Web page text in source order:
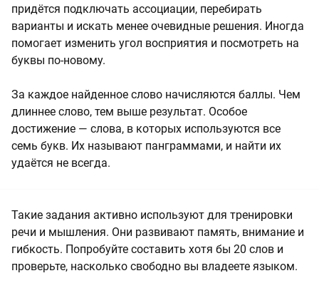
придётся подключать ассоциации, перебирать
варианты и искать менее очевидные решения. Иногда
помогает изменить угол восприятия и посмотреть на
буквы по-новому.
За каждое найденное слово начисляются баллы. Чем
длиннее слово, тем выше результат. Особое
достижение — слова, в которых используются все
семь букв. Их называют панграммами, и найти их
удаётся не всегда.
Такие задания активно используют для тренировки
речи и мышления. Они развивают память, внимание и
гибкость. Попробуйте составить хотя бы 20 слов и
проверьте, насколько свободно вы владеете языком.